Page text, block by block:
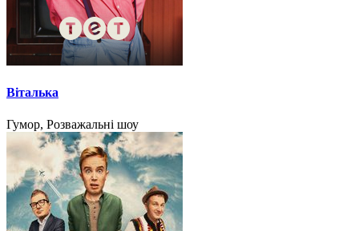
Віталька
Гумор, Розважальні шоу